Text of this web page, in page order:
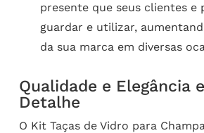
presente que seus clientes e
guardar e utilizar,
da sua marca em diversas
Qualidade e Elegância
Detalhe
O Kit Taças de Vidro para